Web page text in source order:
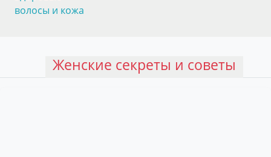
Женские секреты и советы